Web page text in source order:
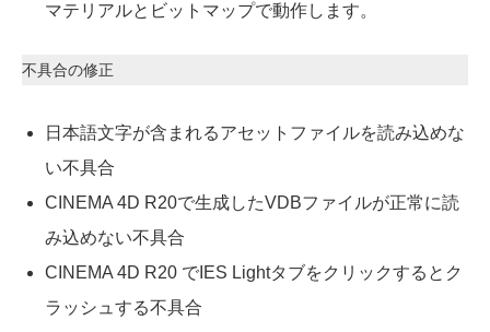
マテリアルとビットマップで動作します。
不具合の修正
日本語文字が含まれるアセットファイルを読み込めな
い不具合
CINEMA 4D R20で生成したVDBファイルが正常に読
み込めない不具合
CINEMA 4D R20 でIES Lightタブをクリックするとク
ラッシュする不具合